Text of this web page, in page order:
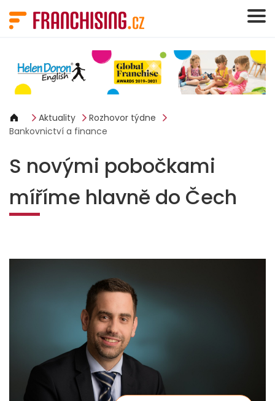
Aktuality
Rozhovor týdne
Bankovnictví a finance
S novými pobočkami
míříme hlavně do Čech